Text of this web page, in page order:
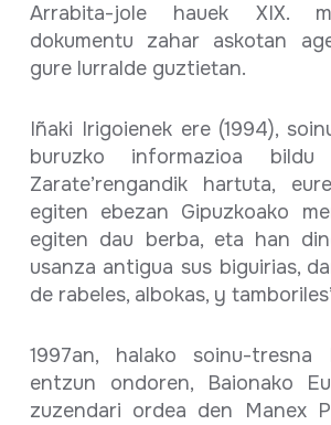
Arrabita-jole hauek XIX.
dokumentu zahar askotan
gure lurralde guztietan.
Iñaki Irigoienek ere (1994),
buruzko informazioa bildu
Zarate’rengandik hartuta,
egiten ebezan Gipuzkoako
egiten dau berba, eta han
usanza antigua sus biguirias,
de rabeles, albokas, y
1997an, halako soinu-
entzun ondoren, Baionako
zuzendari ordea den Manex